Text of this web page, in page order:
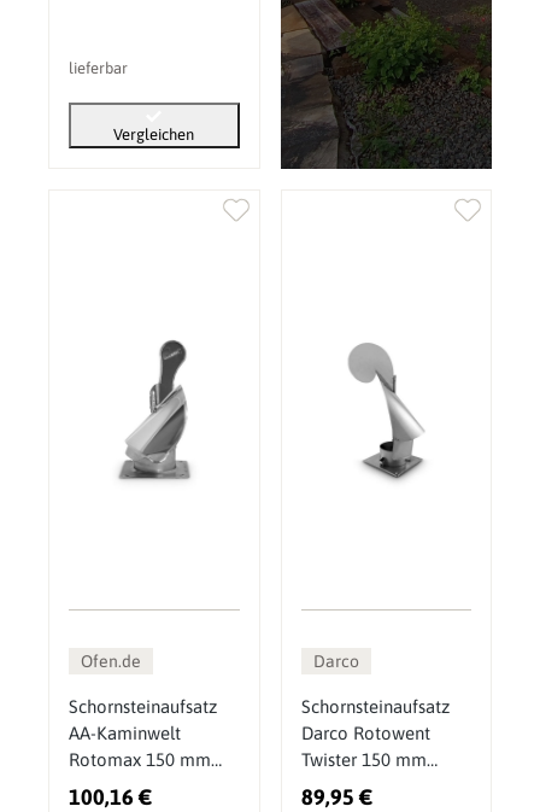
lieferbar
Vergleichen
Ofen.de
Schornsteinaufsatz
AA-Kaminwelt
Rotomax 150 mm
Stahl
100,16 €
Darco
Schornsteinaufsatz
Darco Rotowent
Twister 150 mm
Chrom
89,95 €